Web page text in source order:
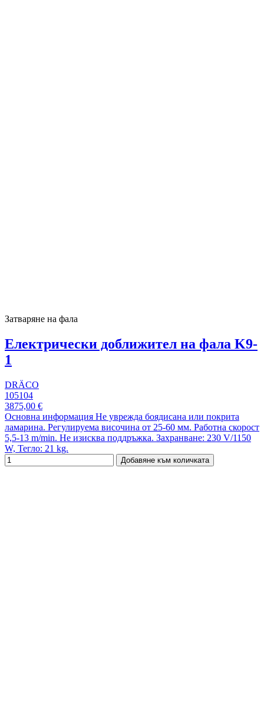
Затваряне на фала
Електрически доближител на фала K9-
1
DRÄCO
105104
3875,00 €
Основна информация Не уврежда боядисана или покрита
ламарина. Регулируема височина от 25-60 мм. Работна скорост
5,5-13 m/min. Не изисква поддръжка. Захранване: 230 V/1150
W, Тегло: 21 kg.
Добавяне към количката